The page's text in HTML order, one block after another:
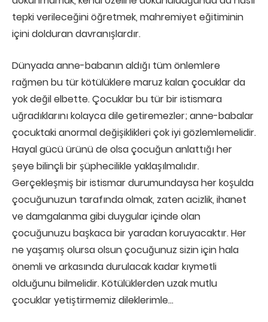
tepki verileceğini öğretmek, mahremiyet eğitiminin
içini dolduran davranışlardır.
Dünyada anne-babanın aldığı tüm önlemlere
rağmen bu tür kötülüklere maruz kalan çocuklar da
yok değil elbette. Çocuklar bu tür bir istismara
uğradıklarını kolayca dile getiremezler; anne-babalar
çocuktaki anormal değişiklikleri çok iyi gözlemlemelidir.
Hayal gücü ürünü de olsa çocuğun anlattığı her
şeye bilinçli bir şüphecilikle yaklaşılmalıdır.
Gerçekleşmiş bir istismar durumundaysa her koşulda
çocuğunuzun tarafında olmak, zaten acizlik, ihanet
ve damgalanma gibi duygular içinde olan
çocuğunuzu başkaca bir yaradan koruyacaktır. Her
ne yaşamış olursa olsun çocuğunuz sizin için hala
önemli ve arkasında durulacak kadar kıymetli
olduğunu bilmelidir. Kötülüklerden uzak mutlu
çocuklar yetiştirmemiz dileklerimle…